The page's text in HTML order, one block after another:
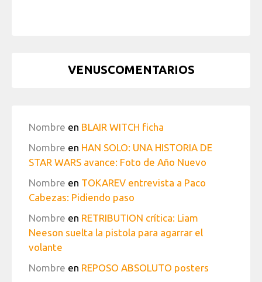
VENUSCOMENTARIOS
Nombre en BLAIR WITCH ficha
Nombre en HAN SOLO: UNA HISTORIA DE
STAR WARS avance: Foto de Año Nuevo
Nombre en TOKAREV entrevista a Paco
Cabezas: Pidiendo paso
Nombre en RETRIBUTION crítica: Liam
Neeson suelta la pistola para agarrar el
volante
Nombre en REPOSO ABSOLUTO posters